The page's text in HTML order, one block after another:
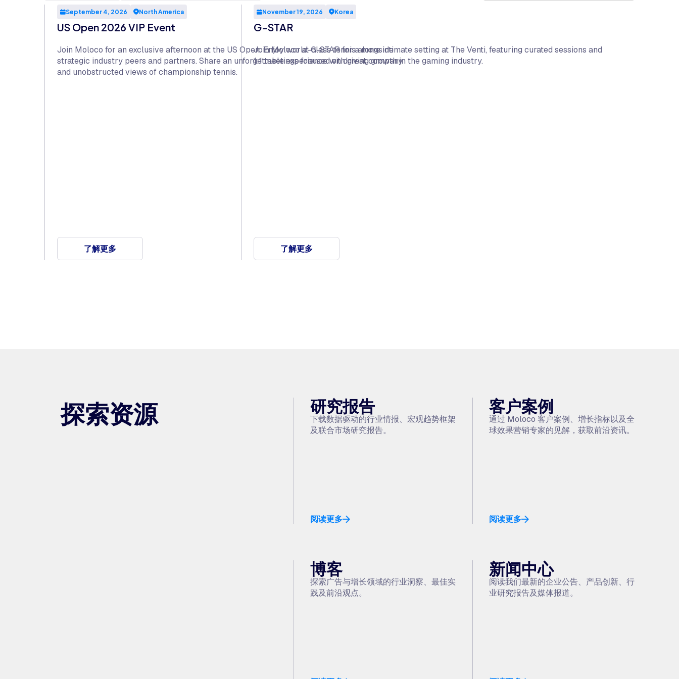
September 4, 2026 North America
US Open 2026 VIP Event
Join Moloco for an exclusive afternoon at the US Open. Enjoy world-class tennis alongside
strategic industry peers and partners. Share an unforgettable experience with great company
and unobstructed views of championship tennis.
了解更多
November 19, 2026 Korea
G-STAR
Join Moloco at G-STAR for a more intimate setting at The Venti, featuring curated sessions and
1:1 meetings focused on driving growth in the gaming industry.
了解更多
探索资源 研究报告
下载数据驱动的行业情报、宏观趋势框架
及联合市场研究报告。
阅读更多
客户案例
通过 Moloco 客户案例、增长指标以及全
球效果营销专家的见解，获取前沿资讯。
阅读更多
博客
探索广告与增长领域的行业洞察、最佳实
践及前沿观点。
新闻中心
阅读我们最新的企业公告、产品创新、行
业研究报告及媒体报道。